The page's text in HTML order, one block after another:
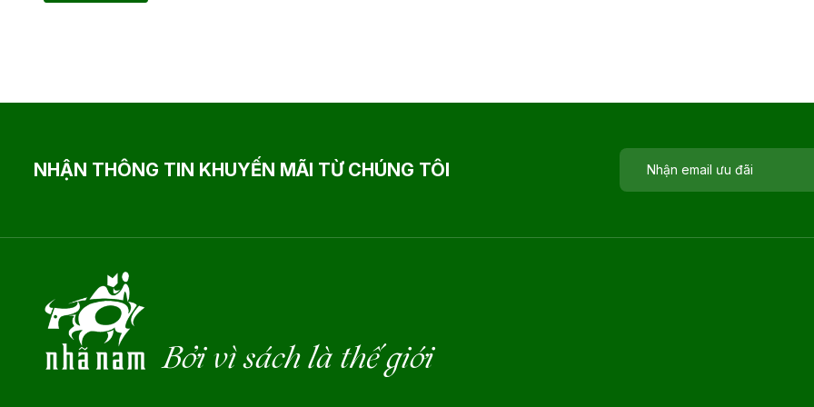
NHẬN THÔNG TIN KHUYẾN MÃI TỪ CHÚNG TÔI
Bởi vì sách là thế giới